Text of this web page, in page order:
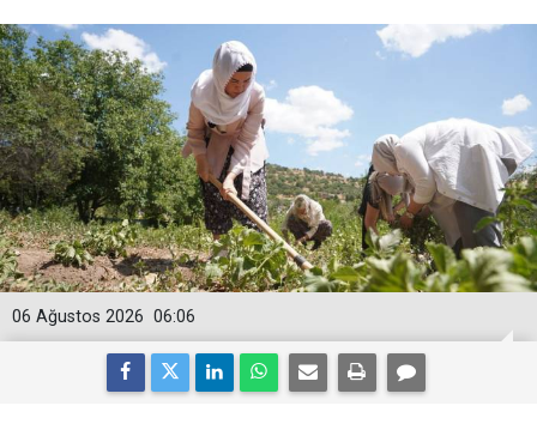
06:06
06 Ağustos 2026